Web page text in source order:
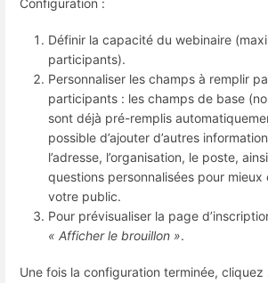
Définir la capacité du webinaire
participants).
Personnaliser les champs à remplir
participants : les champs de base
sont déjà pré-remplis
possible d’ajouter d’autres
l’adresse, l’organisation, le poste,
questions personnalisées pour mieux
votre public.
Pour prévisualiser la page
« Afficher le brouillon ».
Une fois la configuration terminée, cliquez